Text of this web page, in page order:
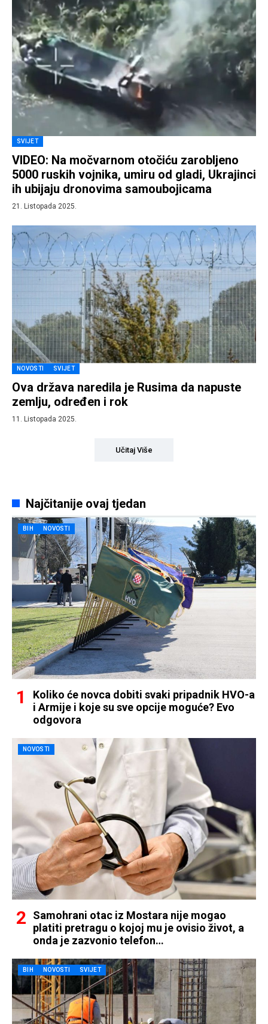
SVIJET
VIDEO: Na močvarnom otočiću zarobljeno
5000 ruskih vojnika, umiru od gladi, Ukrajinci
ih ubijaju dronovima samoubojicama
21. Listopada 2025.
NOVOSTI SVIJET
Ova država naredila je Rusima da napuste
zemlju, određen i rok
11. Listopada 2025.
Učitaj Više
Najčitanije ovaj tjedan
BIH NOVOSTI
Koliko će novca dobiti svaki pripadnik HVO-a
i Armije i koje su sve opcije moguće? Evo
odgovora
NOVOSTI
Samohrani otac iz Mostara nije mogao
platiti pretragu o kojoj mu je ovisio život, a
onda je zazvonio telefon…
BIH NOVOSTI SVIJET